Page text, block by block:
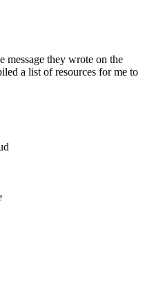
message they wrote on the
a list of resources for me to